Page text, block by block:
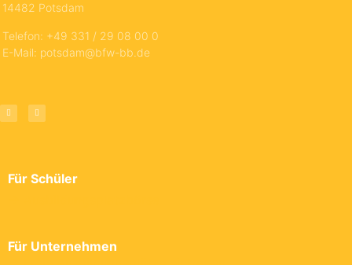
14482 Potsdam
Telefon: +49 331 / 29 08 00 0
E-Mail: potsdam@bfw-bb.de
Für Schüler
Für Unternehmen